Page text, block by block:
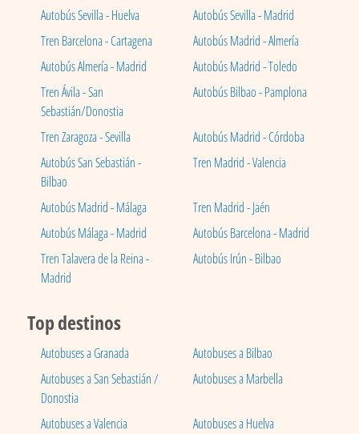
Autobús Sevilla - Huelva
Autobús Sevilla - Madrid
Tren Barcelona - Cartagena
Autobús Madrid - Almería
Autobús Almería - Madrid
Autobús Madrid - Toledo
Tren Ávila - San
Sebastián/Donostia
Autobús Bilbao - Pamplona
Tren Zaragoza - Sevilla
Autobús Madrid - Córdoba
Autobús San Sebastián -
Bilbao
Tren Madrid - Valencia
Autobús Madrid - Málaga
Tren Madrid - Jaén
Autobús Málaga - Madrid
Autobús Barcelona - Madrid
Tren Talavera de la Reina -
Madrid
Autobús Irún - Bilbao
Top destinos
Autobuses a Granada
Autobuses a Bilbao
Autobuses a San Sebastián /
Donostia
Autobuses a Marbella
Autobuses a Valencia
Autobuses a Huelva